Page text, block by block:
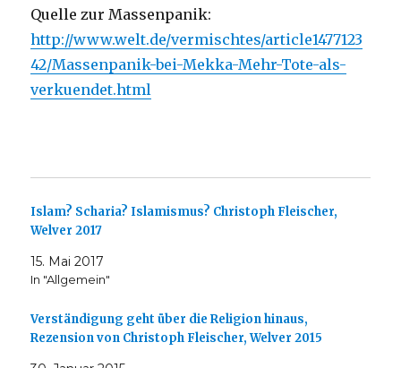
Quelle zur Massenpanik:
http://www.welt.de/vermischtes/article1477123
42/Massenpanik-bei-Mekka-Mehr-Tote-als-
verkuendet.html
Islam? Scharia? Islamismus? Christoph Fleischer,
Welver 2017
15. Mai 2017
In "Allgemein"
Verständigung geht über die Religion hinaus,
Rezension von Christoph Fleischer, Welver 2015